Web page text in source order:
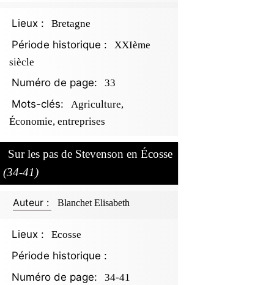
Lieux : Bretagne
Période historique :
XXIème
siècle
Numéro de page: 33
Mots-clés:
Agriculture,
Économie, entreprises
Sur les pas de Stevenson en Écosse
(34-41)
Auteur : Blanchet Elisabeth
Lieux : Ecosse
Période historique :
Numéro de page:
34-41